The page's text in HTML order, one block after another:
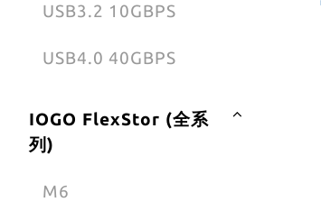
USB3.2 10GBPS
USB4.0 40GBPS
IOGO FlexStor (全系
列)
M6